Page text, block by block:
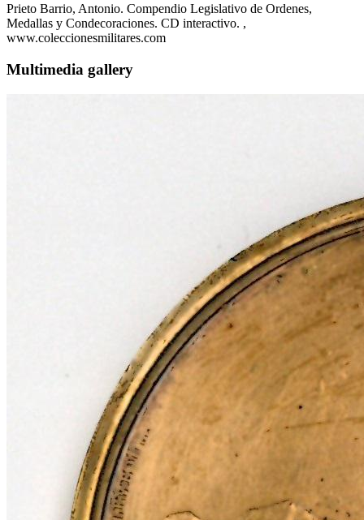
Prieto Barrio, Antonio. Compendio Legislativo de Ordenes,
Medallas y Condecoraciones. CD interactivo. ,
www.coleccionesmilitares.com
Multimedia gallery